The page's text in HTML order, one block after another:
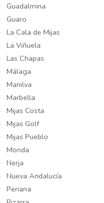
Guadalmina
Guaro
La Cala de Mijas
La Viñuela
Las Chapas
Málaga
Manilva
Marbella
Mijas Costa
Mijas Golf
Mijas Pueblo
Monda
Nerja
Nueva Andalucía
Periana